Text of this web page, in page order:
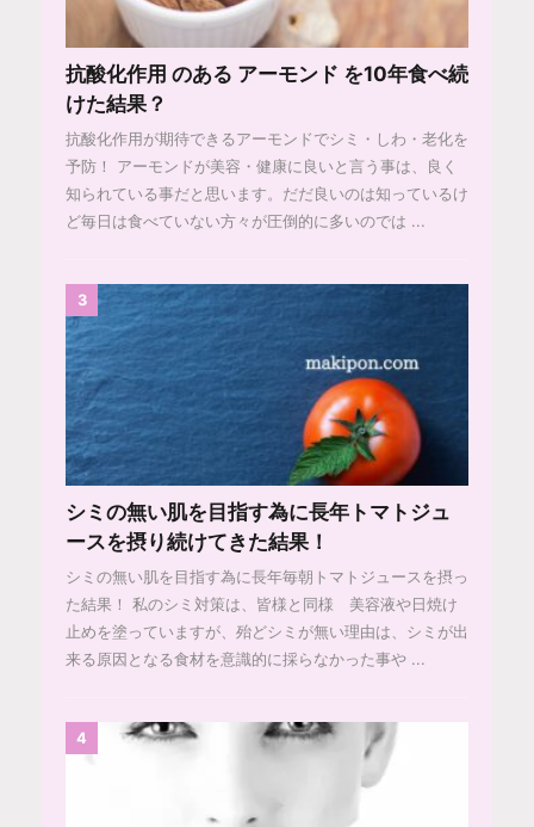
抗酸化作用 のある アーモンド を10年食べ続
けた結果？
抗酸化作用が期待できるアーモンドでシミ・しわ・老化を
予防！ アーモンドが美容・健康に良いと言う事は、良く
知られている事だと思います。だだ良いのは知っているけ
ど毎日は食べていない方々が圧倒的に多いのでは ...
3
シミの無い肌を目指す為に長年トマトジュ
ースを摂り続けてきた結果！
シミの無い肌を目指す為に長年毎朝トマトジュースを摂っ
た結果！ 私のシミ対策は、皆様と同様 美容液や日焼け
止めを塗っていますが、殆どシミが無い理由は、シミが出
来る原因となる食材を意識的に採らなかった事や ...
4